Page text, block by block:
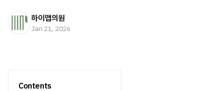
하이맵의원
Jan 21, 2026
Contents